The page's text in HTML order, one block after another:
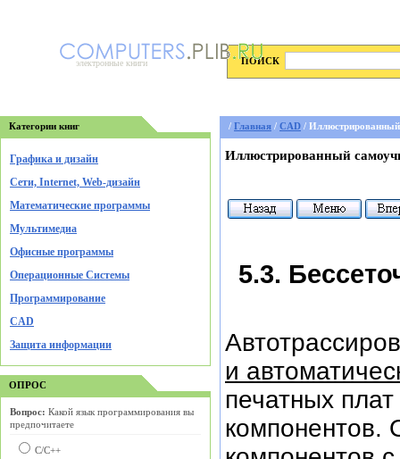
электронные книги ПОИСК
Категории книг
Графика и дизайн
Cети, Internet, Web-дизайн
Математические программы
Мультимедиа
Офисные программы
Операционные Системы
Программирование
CAD
Защита информации
ОПРОС
Вопрос: Какой язык программирования вы
предпочитаете
С/C++
/ Главная / CAD /
Иллюстрированный
5.3.
и
печатных
компонентов.